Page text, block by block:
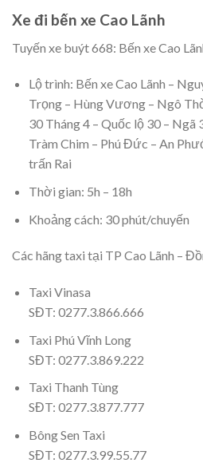
Xe đi bến xe Cao Lãnh
Tuyến xe buýt 668: Bến xe Cao
Lộ trình: Bến xe Cao Lãnh –
Trọng – Hùng Vương – Ngô
30 Tháng 4 – Quốc lộ 30 – Ngã
Tràm Chim – Phú Đức – An
trấn Rai
Thời gian: 5h – 18h
Khoảng cách: 30 phút/chuyến
Các hãng taxi tại TP Cao Lãnh –
Taxi Vinasa
SĐT: 0277.3.866.666
Taxi Phú Vĩnh Long
SĐT: 0277.3.869.222
Taxi Thanh Tùng
SĐT: 0277.3.877.777
Bông Sen Taxi
SĐT: 0277.3.99.55.77